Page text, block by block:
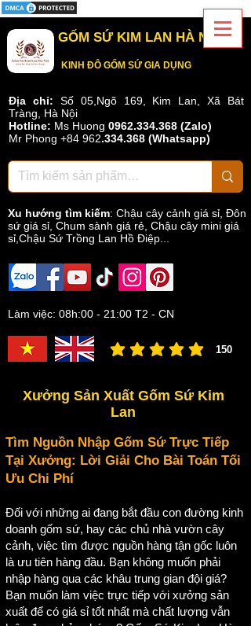
GỐM SỨ KIM LAN HÀ NỘI
KINH ĐÔ GỐM SỨ GIA DỤNG
Địa chỉ: Số 05,Ngõ 169, Kim Lan, Xã Bát
Tràng, Hà Nội
Hotline: Ms Huong 0962.334.368 (Zalo)
Mr Phong +84 962.334.368 (Whatsapp)
Xu hướng tìm kiếm: Chậu cây cảnh giá sỉ Đôn
sứ giá sỉ Chum sành giá rẻ Chậu cây mini giá
sỉ,Chậu Sứ Trồng Lan Hồ Điệp...
Làm việc: 08h:00 - 21:00 T2 - CN
150
đánh giá trung bình là 3 /5,
Xưởng Sản Xuất Gốm Sứ Kim
Lan
Tìm Nguồn Nhập Gốm Sứ Trực Tiếp
Tại Xưởng: Lời Giải Cho Bài Toán Tối
Ưu Chi Phí
Đối với những ai đang bắt đầu con đường kinh
doanh gốm sứ, hay các chủ nhà vườn cây
cảnh, việc tìm được nguồn hàng tận gốc luôn
là ưu tiên hàng đầu. Bạn không muốn phải
nhập hàng qua các khâu trung gian đội giá?
Bạn muốn làm việc trực tiếp với xưởng sản
xuất để có giá sỉ tốt nhất mà chất lượng vẫn